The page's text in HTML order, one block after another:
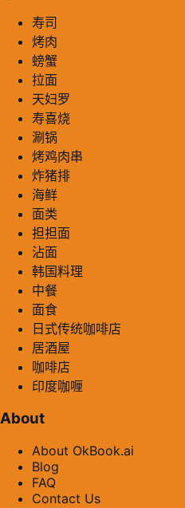
寿司
烤肉
螃蟹
拉面
天妇罗
寿喜烧
涮锅
烤鸡肉串
炸猪排
海鲜
面类
担担面
沾面
韩国料理
中餐
面食
日式传统咖啡店
居酒屋
咖啡店
印度咖喱
About
About OkBook.ai
Blog
FAQ
Contact Us